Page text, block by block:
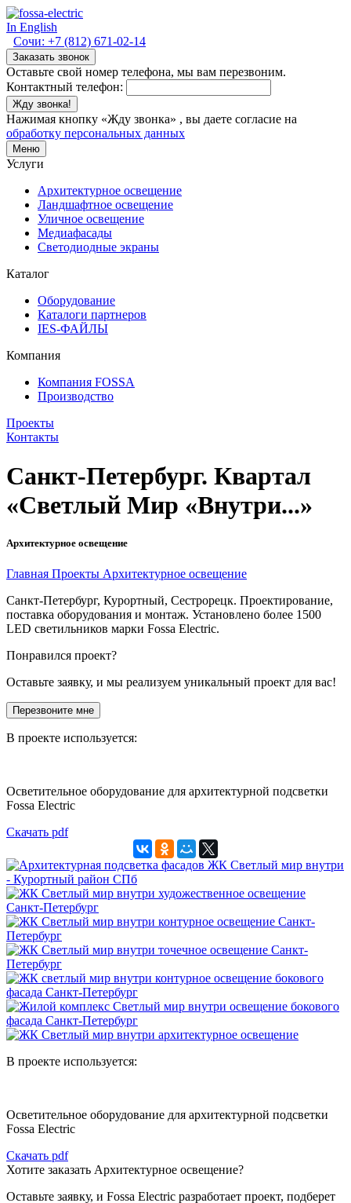
In English
Сочи: +7 (812) 671-02-14
Заказать звонок
Оставьте свой номер телефона, мы вам перезвоним.
Контактный телефон:
Жду звонка!
Нажимая кнопку «Жду звонка» , вы даете согласие на
обработку персональных данных
Меню
Услуги
Архитектурное освещение
Ландшафтное освещение
Уличное освещение
Медиафасады
Светодиодные экраны
Каталог
Оборудование
Каталоги партнеров
IES-ФАЙЛЫ
Компания
Компания FOSSA
Производство
Проекты
Контакты
Санкт-Петербург. Квартал
«Светлый Мир «Внутри...»
Архитектурное освещение
Главная Проекты Архитектурное освещение
Санкт-Петербург, Курортный, Сестрорецк. Проектирование,
поставка оборудования и монтаж. Установлено более 1500
LED светильников марки Fossa Electric.
Понравился проект?
Оставьте заявку, и мы реализуем уникальный проект для вас!
Перезвоните мне
В проекте используется:
Осветительное оборудование для архитектурной подсветки
Fossa Electric
Скачать pdf
В проекте используется:
Осветительное оборудование для архитектурной подсветки
Fossa Electric
Скачать pdf
Хотите заказать Архитектурное освещение?
Оставьте заявку, и Fossa Electric разработает проект, подберет